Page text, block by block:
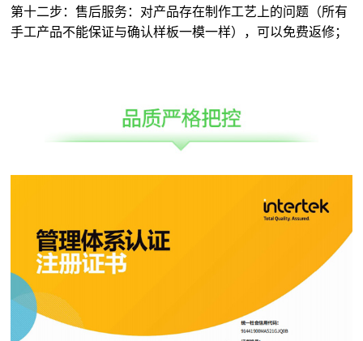
第十二步：售后服务：对产品存在制作工艺上的问题（所有
手工产品不能保证与确认样板一模一样），可以免费返修；